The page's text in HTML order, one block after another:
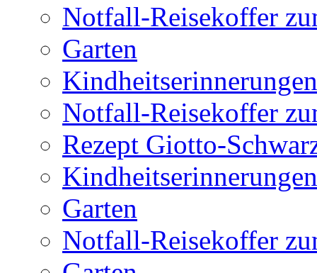
Notfall-Reisekoffer
Garten
Kindheitserinnerungen
Notfall-Reisekoffer
Rezept Giotto-
Kindheitserinnerungen
Garten
Notfall-Reisekoffer